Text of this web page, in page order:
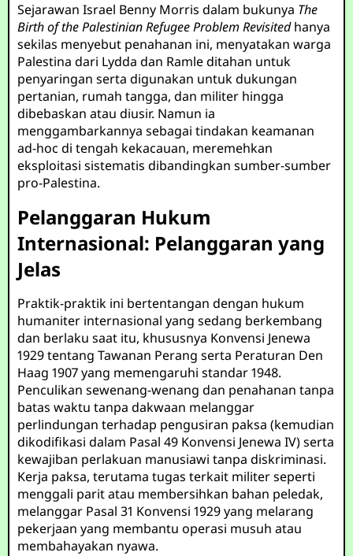
Sejarawan Israel Benny Morris dalam bukunya The
Birth of the Palestinian Refugee Problem Revisitedhanya
sekilas menyebut penahanan ini, menyatakan warga
Palestina dari Lydda dan Ramle ditahan untuk
penyaringan serta digunakan untuk dukungan
pertanian, rumah tangga, dan militer hingga
dibebaskan atau diusir. Namun ia
menggambarkannya sebagai tindakan keamanan
ad-hoc di tengah kekacauan, meremehkan
eksploitasi sistematis dibandingkan sumber-sumber
pro-Palestina.
Pelanggaran Hukum
Internasional: Pelanggaran yang
Jelas
Praktik-praktik ini bertentangan dengan hukum
humaniter internasional yang sedang berkembang
dan berlaku saat itu, khususnya Konvensi Jenewa
1929 tentang Tawanan Perang serta Peraturan Den
Haag 1907 yang memengaruhi standar 1948.
Penculikan sewenang-wenang dan penahanan tanpa
batas waktu tanpa dakwaan melanggar
perlindungan terhadap pengusiran paksa (kemudian
dikodifikasi dalam Pasal 49 Konvensi Jenewa IV) serta
kewajiban perlakuan manusiawi tanpa diskriminasi.
Kerja paksa, terutama tugas terkait militer seperti
menggali parit atau membersihkan bahan peledak,
melanggar Pasal 31 Konvensi 1929 yang melarang
pekerjaan yang membantu operasi musuh atau
membahayakan nyawa.